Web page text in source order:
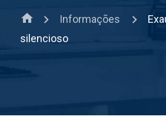
home Informações
silencioso